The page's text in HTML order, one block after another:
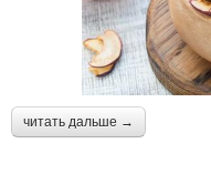
читать дальше →